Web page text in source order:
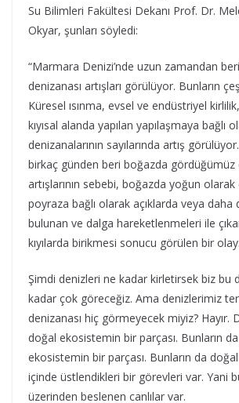
Su Bilimleri Fakültesi Dekanı Prof. Dr.
Okyar, şunları söyledi:
“Marmara Denizi’nde uzun zamandan
denizanası artışları görülüyor. Bunların
Küresel ısınma, evsel ve endüstriyel kirlilik,
kıyısal alanda yapılan yapılaşmaya bağlı
denizanalarının sayılarında artış
birkaç günden beri boğazda gördüğümüz
artışlarının sebebi, boğazda yoğun
poyraza bağlı olarak açıklarda veya daha
bulunan ve dalga hareketlenmeleri ile
kıyılarda birikmesi sonucu görülen bir olay.
Şimdi denizleri ne kadar kirletirsek biz bu
kadar çok göreceğiz. Ama denizlerimiz
denizanası hiç görmeyecek miyiz? Hayır.
doğal ekosistemin bir parçası. Bunların
ekosistemin bir parçası. Bunların da
içinde üstlendikleri bir görevleri var. Yani
üzerinden beslenen canlılar var.